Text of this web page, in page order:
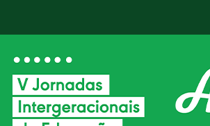
Objetivos
Organização
Programa
Parceiros